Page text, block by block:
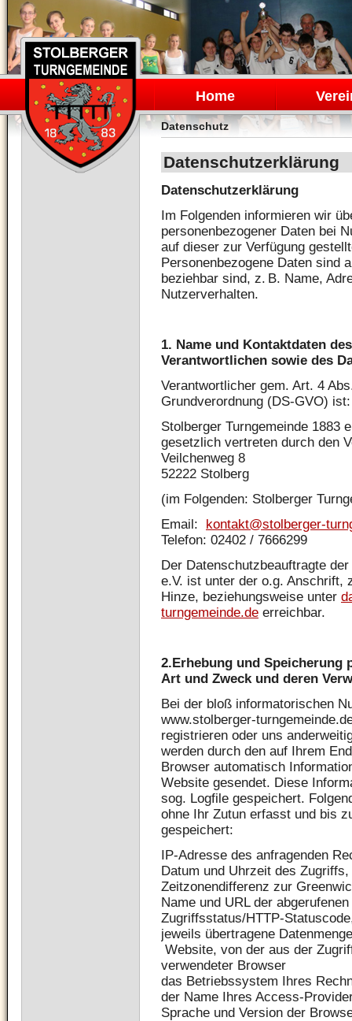
Navigation
überspringen
Home
Datenschutz
Datenschutzerklärung
Datenschutzerklärung
Im Folgenden informieren wir
personenbezogener Daten bei
auf dieser zur Verfügung
Personenbezogene Daten sind
beziehbar sind, z. B. Name,
Nutzerverhalten.
1. Name und Kontaktdaten
Verantwortlichen sowie des
Verantwortlicher gem. Art. 4
Grundverordnung (DS-GVO) ist:
Stolberger Turngemeinde 1883
gesetzlich vertreten durch den
Veilchenweg 8
52222 Stolberg
(im Folgenden: Stolberger
Email: kontakt@stolberger-
Telefon: 02402 / 7666299
Der Datenschutzbeauftragte
e.V. ist unter der o.g. Anschrift,
Hinze, beziehungsweise unter
turngemeinde.de erreichbar.
2.Erhebung und Speicherung
Art und Zweck und deren
Bei der bloß informatorischen
www.stolberger-
registrieren oder uns
werden durch den auf Ihrem
Browser automatisch
Website gesendet. Diese
sog. Logfile gespeichert.
ohne Ihr Zutun erfasst und bis
gespeichert:
IP-Adresse des anfragenden
Datum und Uhrzeit des Zugriffs,
Zeitzonendifferenz zur
Name und URL der
Zugriffsstatus/HTTP-
jeweils übertragene
Website, von der aus der
verwendeter Browser
das Betriebssystem Ihres
der Name Ihres Access-
Sprache und Version der